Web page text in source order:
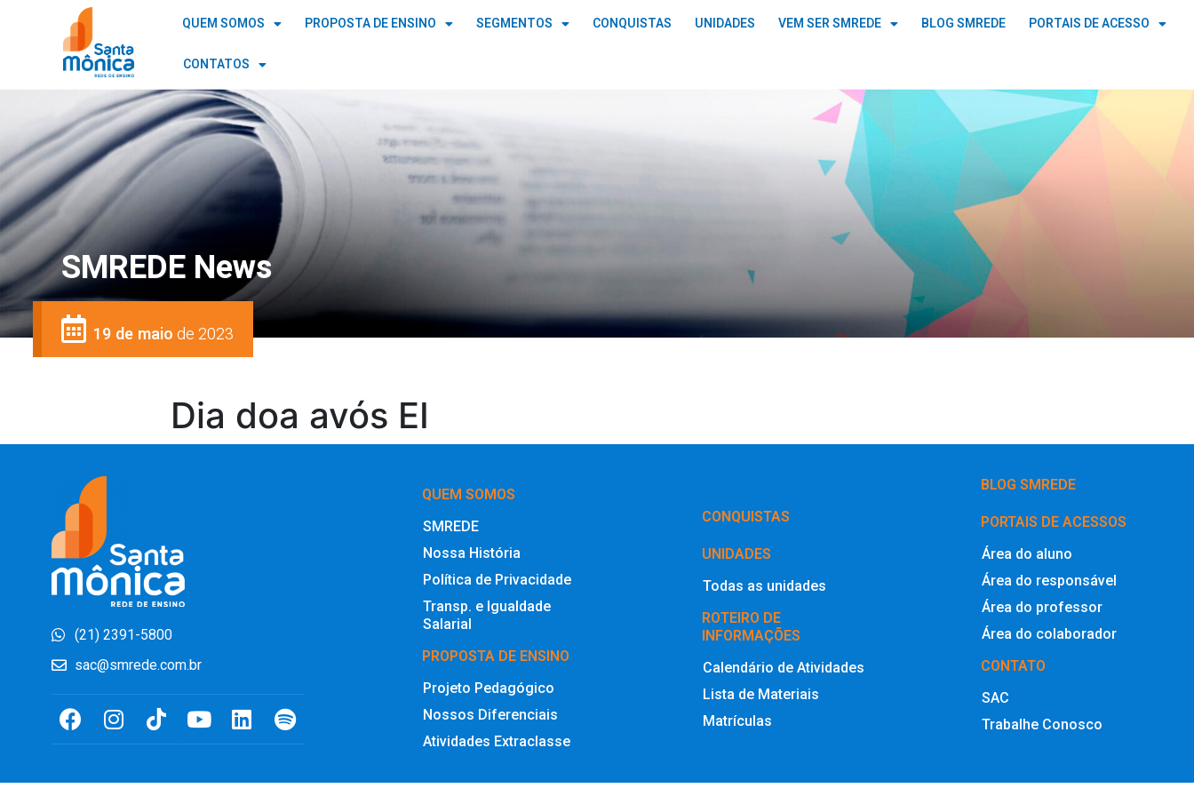
QUEM SOMOS PROPOSTA DE ENSINO SEGMENTOS CONQUISTAS UNIDADES VEM SER SMREDE BLOG SMREDE PORTAIS DE ACESSO
CONTATOS
SMREDE News
19 de maiode 2023
Dia doa avós EI
(21) 2391-5800
sac@smrede.com.br
QUEM SOMOS
SMREDE
Nossa História
Política de Privacidade
Transp. e Igualdade
Salarial
PROPOSTA DE ENSINO
Projeto Pedagógico
Nossos Diferenciais
Atividades Extraclasse
‎CONQUISTAS
UNIDADES
Todas as unidades
ROTEIRO DE
INFORMAÇÕES
Calendário de Atividades
Lista de Materiais
Matrículas
BLOG SMREDE
PORTAIS DE ACESSOS
Área do aluno
Área do responsável
Área do professor
Área do colaborador
CONTATO
SAC
Trabalhe Conosco